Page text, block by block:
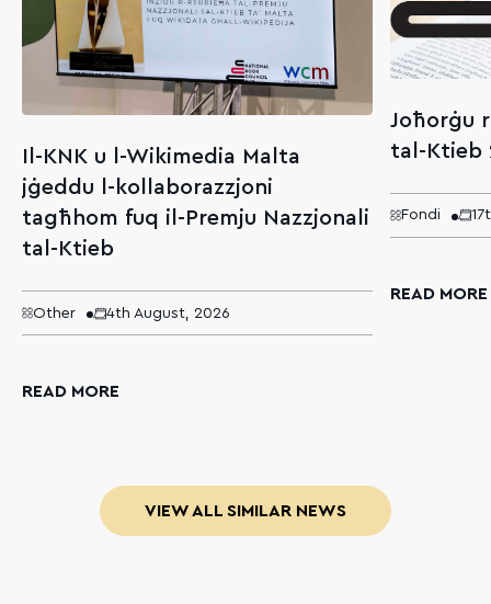
Il-KNK u l-Wikimedia Malta
jġeddu l-kollaborazzjoni
tagħhom fuq il-Premju Nazzjonali
tal-Ktieb
Other 4th August, 2026
READ MORE
Joħorġu
tal-Ktieb
Fondi
READ MORE
VIEW ALL SIMILAR NEWS